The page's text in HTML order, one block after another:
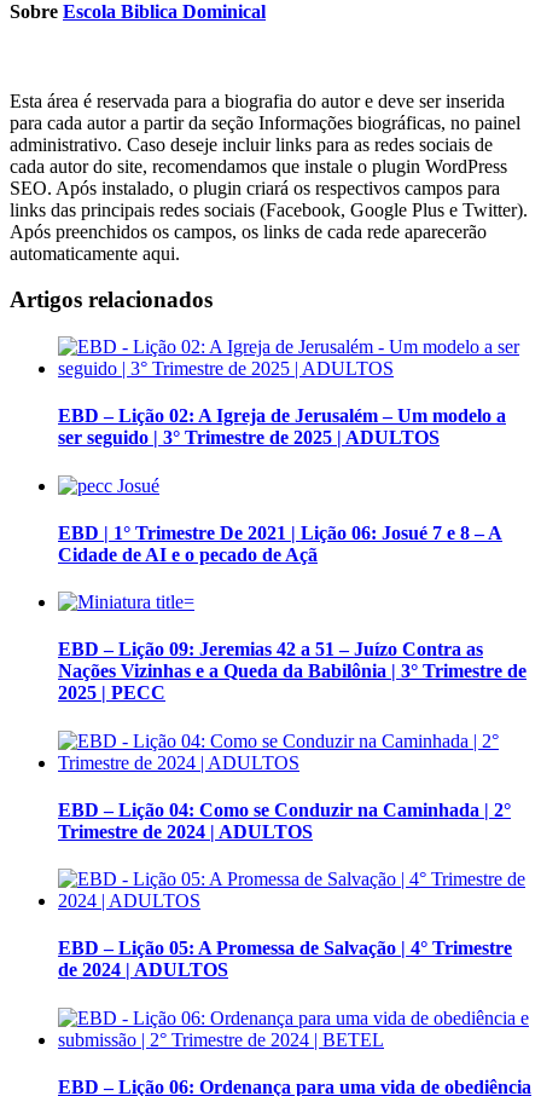
Sobre Escola Biblica Dominical
Esta área é reservada para a biografia do autor e deve ser inserida
para cada autor a partir da seção Informações biográficas, no painel
administrativo. Caso deseje incluir links para as redes sociais de
cada autor do site, recomendamos que instale o plugin WordPress
SEO. Após instalado, o plugin criará os respectivos campos para
links das principais redes sociais (Facebook, Google Plus e Twitter).
Após preenchidos os campos, os links de cada rede aparecerão
automaticamente aqui.
Artigos relacionados
EBD – Lição 02: A Igreja de Jerusalém – Um modelo a
ser seguido | 3° Trimestre de 2025 | ADULTOS
EBD | 1° Trimestre De 2021 | Lição 06: Josué 7 e 8 – A
Cidade de AI e o pecado de Açã
EBD – Lição 09: Jeremias 42 a 51 – Juízo Contra as
Nações Vizinhas e a Queda da Babilônia | 3° Trimestre de
2025 | PECC
EBD – Lição 04: Como se Conduzir na Caminhada | 2°
Trimestre de 2024 | ADULTOS
EBD – Lição 05: A Promessa de Salvação | 4° Trimestre
de 2024 | ADULTOS
EBD – Lição 06: Ordenança para uma vida de obediência